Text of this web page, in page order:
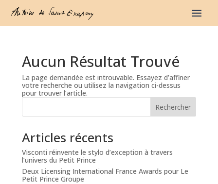
Aucun Résultat Trouvé
La page demandée est introuvable. Essayez d’affiner
votre recherche ou utilisez la navigation ci-dessus
pour trouver l’article.
Rechercher
Articles récents
Visconti réinvente le stylo d’exception à travers
l’univers du Petit Prince
Deux Licensing International France Awards pour Le
Petit Prince Groupe